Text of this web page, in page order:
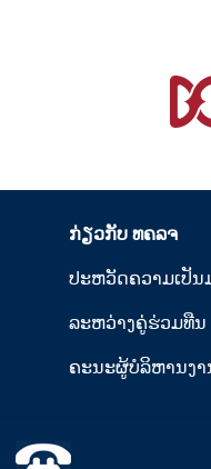
ກ່ຽວກັບ ທຄລຈ
ປະຫວັດຄວາມເປັນ
ລະຫວ່າງຄູ່ຮ່ວມທືນ
ຄະນະຜູ້ບໍລິຫານງາ